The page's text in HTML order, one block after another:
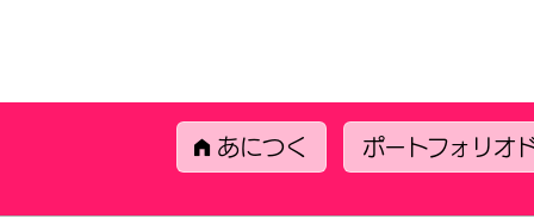
あにつく ポートフォリオ